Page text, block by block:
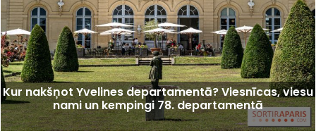
Kur nakšņot Yvelines departamentā? Viesnīcas, viesu
nami un kempingi 78. departamentā